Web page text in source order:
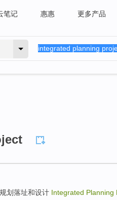
笔记 惠惠 更多产品
划落址和设计 Integrated Planning